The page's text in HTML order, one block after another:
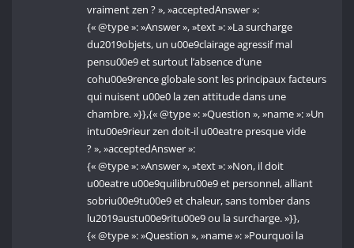
vraiment zen ? », »acceptedAnswer »:
{« @type »: »Answer », »text »: »La surcharge
du2019objets, un u00e9clairage agressif mal
pensu00e9 et surtout l’absence d’une
cohu00e9rence globale sont les principaux facteurs
qui nuisent u00e0 la zen attitude dans une
chambre. »}},{« @type »: »Question », »name »: »Un
intu00e9rieur zen doit-il u00eatre presque vide
? », »acceptedAnswer »:
{« @type »: »Answer », »text »: »Non, il doit
u00eatre u00e9quilibru00e9 et personnel, alliant
sobriu00e9tu00e9 et chaleur, sans tomber dans
lu2019austu00e9ritu00e9 ou la surcharge. »}},
{« @type »: »Question », »name »: »Pourquoi la